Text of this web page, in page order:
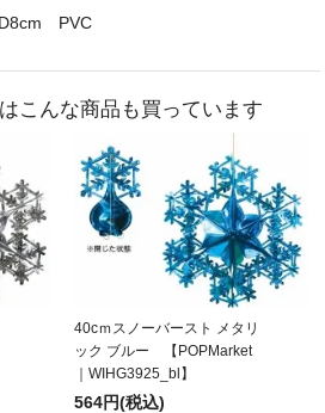
PVC
こんな商品も買っています
40cｍスノーバースト メタリ
ック ブルー 【POPMarket
｜WIHG3925_bl】
564円(税込)